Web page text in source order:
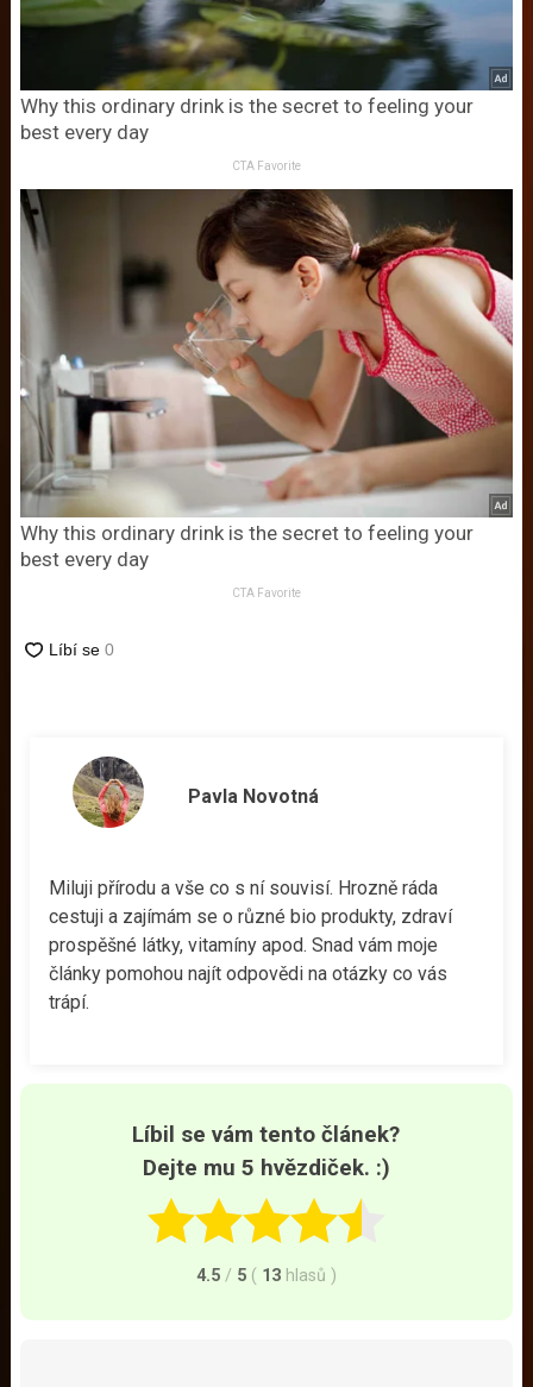
Why this ordinary drink is the secret to feeling your
best every day
CTA Favorite
Why this ordinary drink is the secret to feeling your
best every day
CTA Favorite
Pavla Novotná
Miluji přírodu a vše co s ní souvisí. Hrozně ráda
cestuji a zajímám se o různé bio produkty, zdraví
prospěšné látky, vitamíny apod. Snad vám moje
články pomohou najít odpovědi na otázky co vás
trápí.
Líbil se vám tento článek?
Dejte mu 5 hvězdiček. :)
4.5 / 5 ( 13 hlasů )